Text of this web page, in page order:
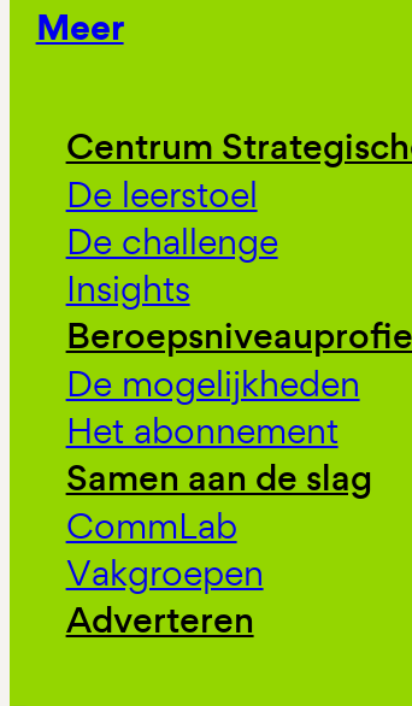
Meer
Centrum
De leerstoel
De challenge
Insights
De mogelijkheden
Het abonnement
Samen aan de slag
CommLab
Vakgroepen
Adverteren